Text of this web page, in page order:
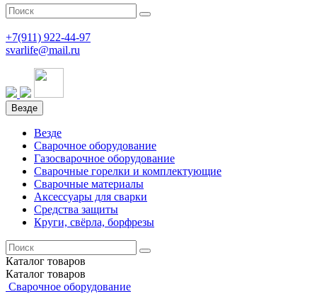
+7(911) 922-44-97
svarlife@mail.ru
Везде
Везде
Сварочное оборудование
Газосварочное оборудование
Сварочные горелки и комплектующие
Сварочные материалы
Аксессуары для сварки
Средства защиты
Круги, свёрла, борфрезы
Каталог товаров
Каталог товаров
Сварочное оборудование